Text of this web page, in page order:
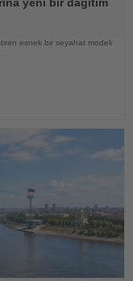
yeni bir dağıtım
esnek bir seyahat modeli